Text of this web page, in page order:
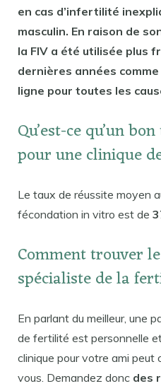
en cas d’infertilité
masculin. En raison de
la FIV a été utilisée plus
dernières années
ligne pour toutes les
Qu’est-ce qu’un
pour une clinique
Le taux de réussite moyen
fécondation in vitro est de
Comment trouver
spécialiste de la
En parlant du meilleur, une
de fertilité est personnelle
clinique pour votre ami peut
vous. Demandez donc des